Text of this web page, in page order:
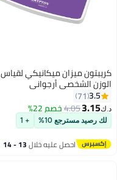
كريبتون ميزان ميكانيكي لقياس
الوزن الشخصي أرجواني
3.5
71
د.ك‏3.15
4.05خصم 22%
لك رصيد مسترجع 10% + 1
احصل عليه خلال 13 - 14